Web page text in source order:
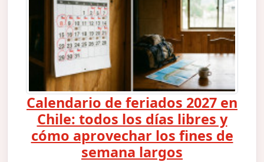
Calendario de feriados 2027 en
Chile: todos los días libres y
cómo aprovechar los fines de
semana largos